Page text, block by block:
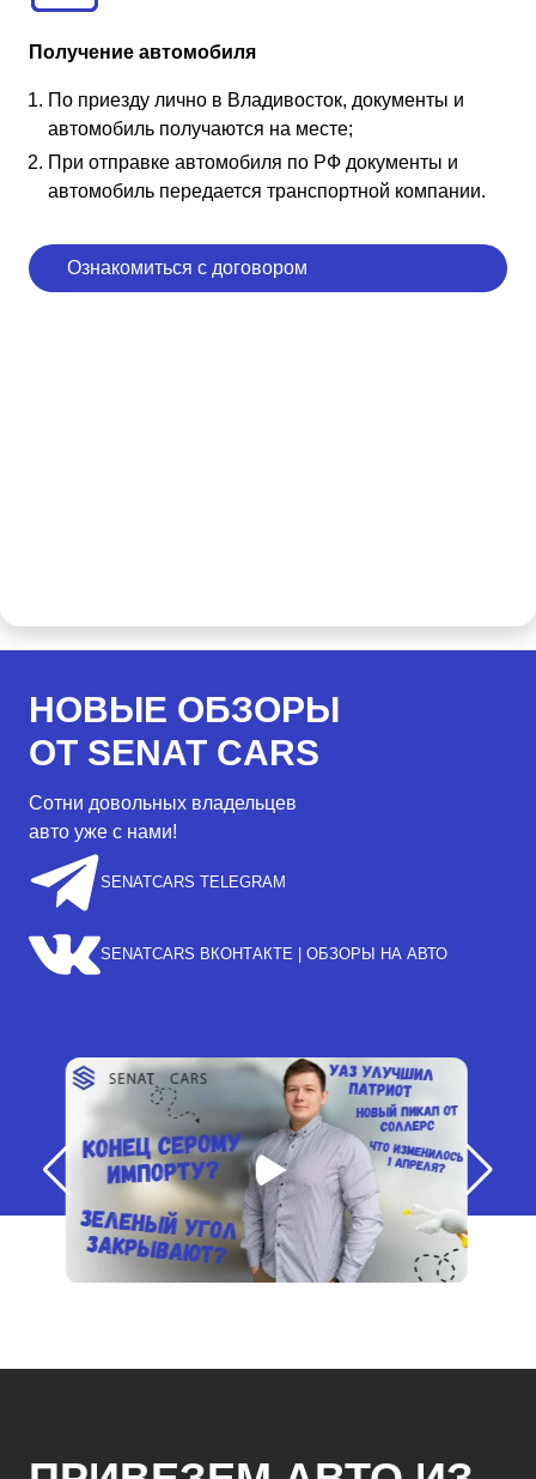
Получение автомобиля
По приезду лично в Владивосток, документы и
автомобиль получаются на месте;
При отправке автомобиля по РФ документы и
автомобиль передается транспортной компании.
Ознакомиться с договором
НОВЫЕ ОБЗОРЫ
ОТ SENAT CARS
Сотни довольных владельцев
авто уже с нами!
SENATCARS TELEGRAM
SENATCARS ВКОНТАКТЕ | ОБЗОРЫ НА АВТО